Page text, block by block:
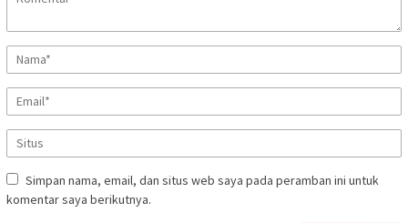
Simpan nama, email, dan situs web saya pada peramban ini untuk
komentar saya berikutnya.